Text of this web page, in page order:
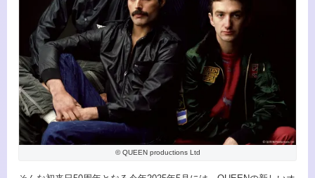
© QUEEN productions Ltd